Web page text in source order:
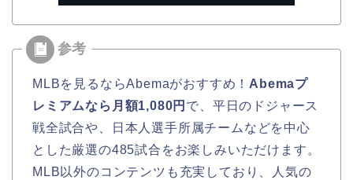
MLBを見るならAbemaがおすすめ！ Abemaプ
レミアムなら月額1,080円 で、平日のドジャース
戦全試合や、日本人選手所属チームなどを中心
とした厳選の485試合をお楽しみいただけます。
MLB以外のコンテンツも充実しており、人気の